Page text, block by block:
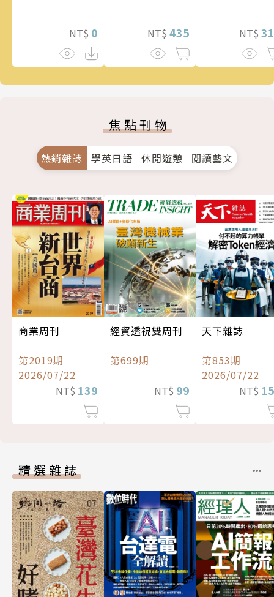
NT$ 0
蝠》系列重磅新
NT$ 435 NT$
焦點刊物
熱銷雜誌 學英日語 休閒遊憩 閱讀藝文
商業周刊
第2019期
2026/07/22
NT$ 139
經貿透視雙周刊
第699期
NT$ 99
天下雜誌
第853期
2026/07/22
NT$
精選雜誌